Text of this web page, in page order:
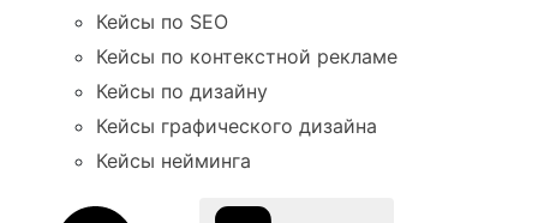
Кейсы по SEO
Кейсы по контекстной рекламе
Кейсы по дизайну
Кейсы графического дизайна
Кейсы нейминга